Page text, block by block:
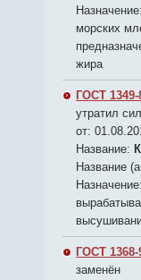
Назначение:
морских
жира
ГОСТ 1349-
утратил
от:
Название:
Название
Назначение:
ГОСТ 1368-
заменён